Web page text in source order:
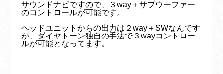
サウンドナビですので、３way＋サブウーファー
のコントロールが可能です。
ヘッドユニットからの出力は２way＋SWなんです
が、ダイヤトーン独自の手法で３wayコントロー
ルが可能となってます。